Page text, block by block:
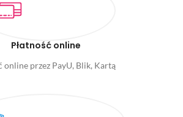
Płatność online
online przez PayU, Blik, Kartą